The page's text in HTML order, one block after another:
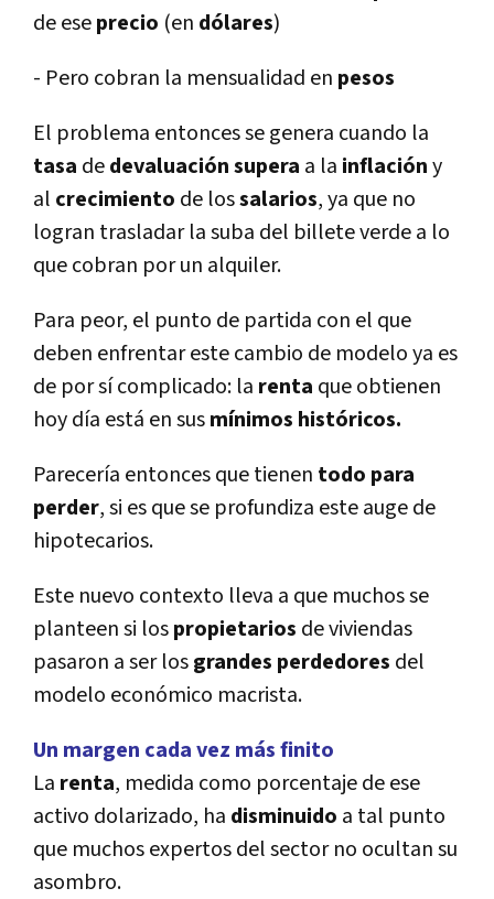
de eseprecio (en dólares)
- Pero cobran la mensualidad en pesos
El problema entonces se genera cuando la
tasa dedevaluación supera a la inflacióny
al crecimiento de lossalarios, ya que no
logran trasladar la suba del billete verde a lo
que cobran por un alquiler.
Para peor, el punto de partida con el que
deben enfrentar este cambio de modelo ya es
de por sí­ complicado: la renta que obtienen
hoy dí­a está en susmí­nimos históricos.
Parecerí­a entonces que tienen todo para
perder, si es que se profundiza este auge de
hipotecarios.
Este nuevo contexto lleva a que muchos se
planteen si lospropietarios de viviendas
pasaron a ser losgrandes perdedores del
modelo económico macrista.
Un margen cada vez más finito
La renta, medida como porcentaje de ese
activo dolarizado, ha disminuido a tal punto
que muchos expertos del sector no ocultan su
asombro.